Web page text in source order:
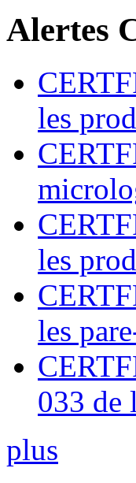
Alertes
les
les
les
033 de
plus